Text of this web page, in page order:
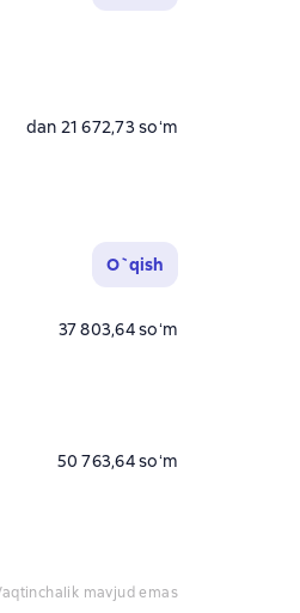
dan 21 672,73 soʻm
O`qish
37 803,64 soʻm
50 763,64 soʻm
vaqtinchalik mavjud emas